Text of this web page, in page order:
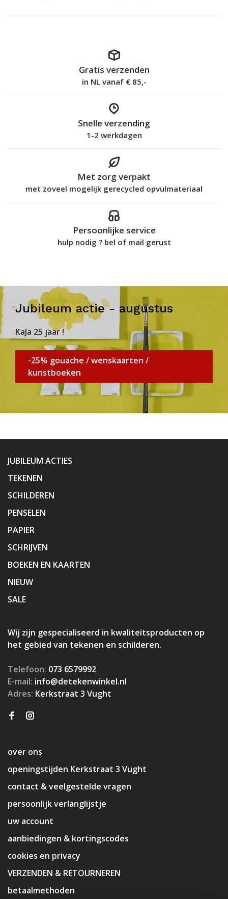
Gratis verzenden
in NL vanaf € 85,-
Snelle verzending
1-2 werkdagen
Met zorg verpakt
met zoveel mogelijk gerecycled opvulmateriaal
Persoonlijke service
hulp nodig ? bel of mail gerust
Jubileum actie - augustus
KaJa 25 jaar !
-25% gouache / wenskaarten /
kunstboeken
JUBILEUM ACTIES
TEKENEN
SCHILDEREN
PENSELEN
PAPIER
SCHRIJVEN
BOEKEN EN KAARTEN
NIEUW
SALE
Wij zijn gespecialiseerd in kwaliteitsproducten op
het gebied van tekenen en schilderen.
Telefoon: 073 6579992
E-mail: info@detekenwinkel.nl
Adres: Kerkstraat 3 Vught
over ons
openingstijden Kerkstraat 3 Vught
contact & veelgestelde vragen
persoonlijk verlanglijstje
uw account
aanbiedingen & kortingscodes
cookies en privacy
VERZENDEN & RETOURNEREN
betaalmethoden